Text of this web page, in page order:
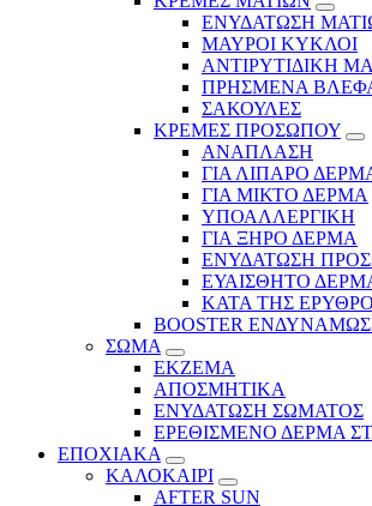
ΕΝΥΔΑΤΩΣΗ
ΜΑΥΡΟΙ ΚΥΚΛΟΙ
ΑΝΤΙΡΥΤΙΔΙΚΗ
ΠΡΗΣΜΕΝΑ
ΣΑΚΟΥΛΕΣ
ΚΡΕΜΕΣ ΠΡΟΣΩΠΟΥ
ΑΝΑΠΛΑΣΗ
ΓΙΑ ΛΙΠΑΡΟ
ΓΙΑ ΜΙΚΤΟ ΔΕΡΜΑ
ΥΠΟΑΛΛΕΡΓΙΚΗ
ΓΙΑ ΞΗΡΟ ΔΕΡΜΑ
ΕΝΥΔΑΤΩΣΗ
ΕΥΑΙΣΘΗΤΟ
ΚΑΤΑ ΤΗΣ
BOOSTER
ΣΩΜΑ
ΕΚΖΕΜΑ
ΑΠΟΣΜΗΤΙΚΑ
ΕΝΥΔΑΤΩΣΗ ΣΩΜΑΤΟΣ
ΕΡΕΘΙΣΜΕΝΟ ΔΕΡΜΑ
ΕΠΟΧΙΑΚΑ
ΚΑΛΟΚΑΙΡΙ
AFTER SUN